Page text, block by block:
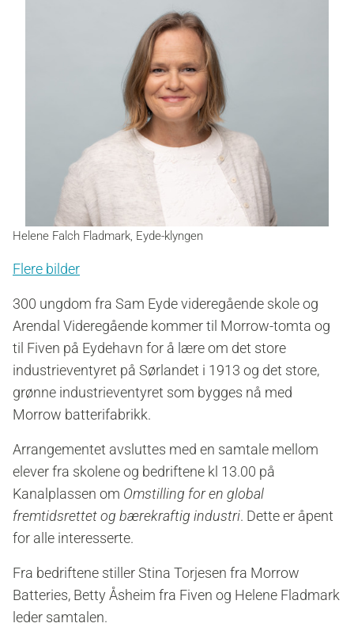
Helene Falch Fladmark, Eyde-klyngen
Flere bilder
300 ungdom fra Sam Eyde videregående skole og
Arendal Videregående kommer til Morrow-tomta og
til Fiven på Eydehavn for å lære om det store
industrieventyret på Sørlandet i 1913 og det store,
grønne industrieventyret som bygges nå med
Morrow batterifabrikk.
Arrangementet avsluttes med en samtale mellom
elever fra skolene og bedriftene kl 13.00 på
Kanalplassen om Omstilling for en global
fremtidsrettet og bærekraftig industri. Dette er åpent
for alle interesserte.
Fra bedriftene stiller Stina Torjesen fra Morrow
Batteries, Betty Åsheim fra Fiven og Helene Fladmark
leder samtalen.